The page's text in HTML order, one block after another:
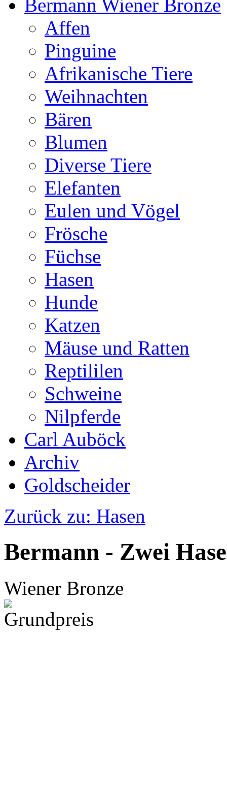
Bermann Wiener Bronze
Affen
Pinguine
Afrikanische Tiere
Weihnachten
Bären
Blumen
Diverse Tiere
Elefanten
Eulen und Vögel
Frösche
Füchse
Hasen
Hunde
Katzen
Mäuse und Ratten
Reptililen
Schweine
Nilpferde
Carl Auböck
Archiv
Goldscheider
Zurück zu: Hasen
Bermann - Zwei
Wiener Bronze
Grundpreis